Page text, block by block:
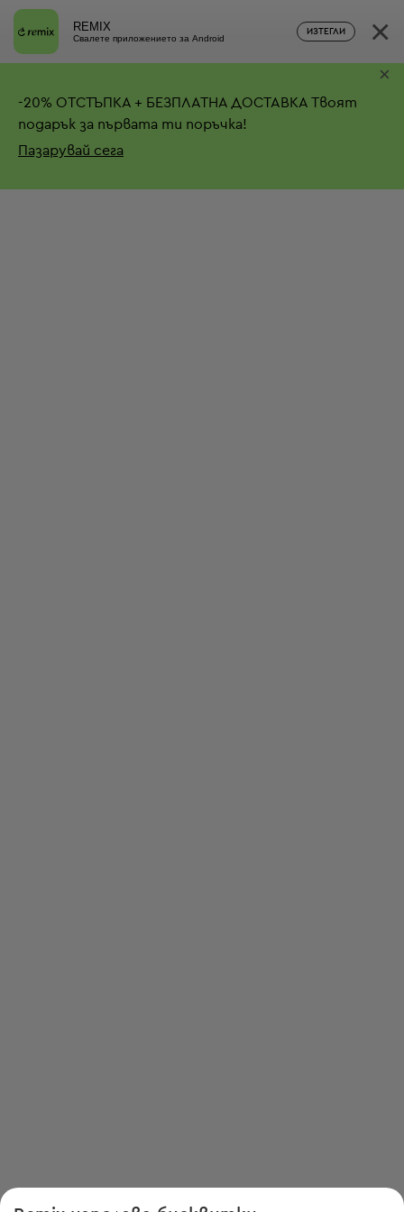
REMIX
Свалете приложението за Android
ИЗТЕГЛИ ×
-20% ОТСТЪПКА + БЕЗПЛАТНА ДОСТАВКА Твоят
подарък за първата ти поръчка!
Пазарувай сега
×